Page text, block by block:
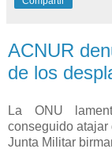
ACNUR
de los
La ONU
conseguido atajar
Junta Militar